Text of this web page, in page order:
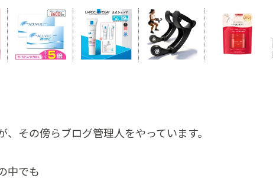
その傍らブログ管理人をやっています。
中でも